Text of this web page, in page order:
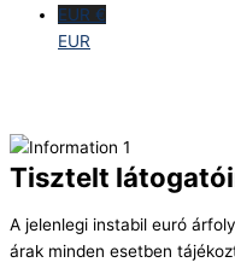
EUR €
EUR
Tisztelt
A jelenlegi instabil euró
árak minden esetben